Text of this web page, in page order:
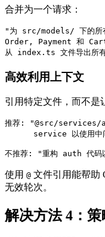
合并为一个请求：
"为 src/models/ 下的所
Order, Payment 和 Cart
高效利用上下文
引用特定文件，而不是
推荐: "@src/
service 以使用中
使用 @ 文件引用能帮助
无效轮次。
解决方法 4：